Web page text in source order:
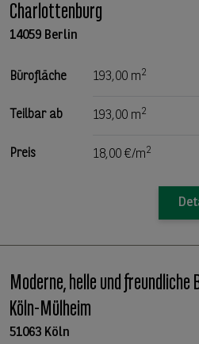
Charlottenburg
14059 Berlin
Bürofläche 193,00 m2
Teilbar ab 193,00 m2
Preis 18,00 €/m2
Moderne, helle und freundliche
Köln-Mülheim
51063 Köln